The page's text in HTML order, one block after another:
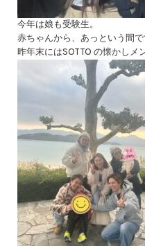
今年は娘も受験生。
赤ちゃんから、あっという間
昨年末にはSOTTO の懐かしメ